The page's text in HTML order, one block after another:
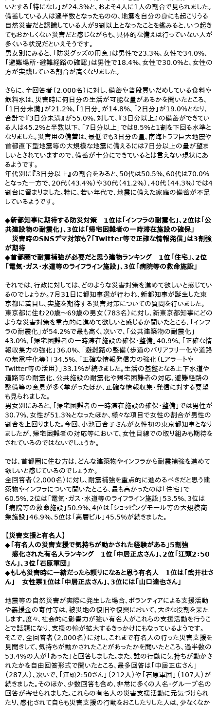
いとする「特になし」が24.3%と、およそ4人に1人の割合で見られました。
備蓄している人は過半数となったものの、地震を自分の身にも起こりうる
自然災害だと認識している人が9割以上となったことを鑑みると、いつ起き
てもおかしくない災害だと感じながらも、具体的な備えは行っていない人が
多くいる状況だといえそうです。
男女別にみると、「防災グッズの用意」は男性で23.3%、女性で34.0%、
「避難場所・避難経路の確認」は男性で18.4%、女性で30.0%と、女性の
方が実践している割合が高くなりました。
さらに、全回答者（2,000名）に対し、備蓄や普段買いだめしている食料や
飲料水は、災害時に何日分の生活が可能な量があるかを聞いたところ、
「1日分未満」が21.2%、「1日分」が14.8%、「2日分」が19.0%となり、
合計で『3日分未満』が55.0%、対して、『3日分以上』の備蓄ができてい
る人は45.2%と半数以下、「7日分以上」では8.5%と1割を下回る水準と
なりました。災害用の備蓄は、最低でも3日分の量、南海トラフ巨大地震や
首都直下型地震等の大規模な地震に備えるには7日分以上の量が望ま
しいとされていますので、備蓄が十分にできているとは言えない現状にあ
るようです。
年代別に『3日分以上』の割合をみると、50代は50.5%、60代は70.0%
となった一方で、20代（43.4%）や30代（41.2%）、40代（44.3%）では4
割台に留まりました。特に、若い年代で、地震に備えた家庭の備蓄が不足
しているようです。
◆新都知事に期待する防災対策 1位は「インフラの耐震化」、2位は「公
共建設物の耐震化」、3位は「帰宅困難者の一時滞在施設の確保」
災害時のSNSデマ対策も？「Twitter等で正確な情報発信」は3割強
が期待
◆首都圏で耐震補強が必要だと思う建物ランキング 1位「住宅」、2位
「電気・ガス・水道等のライフライン施設」、3位「病院等の救命施設」
それでは、行政に対しては、どのような災害対策を進めて欲しいと感じてい
るのでしょうか。7月31日に都知事選が行われ、新都知事が誕生した東
京都に着目し、実施を期待する災害対策についての質問を行いました。
東京都に住む20歳～69歳の男女（783名）に対し、新東京都知事にどの
ような災害対策を重点的に進めて欲しいと感じるか聞いたところ、「インフ
ラの耐震化」が54.2%で最も高く、次いで、「公共建築物の耐震化」
43.0%、「帰宅困難者の一時滞在施設の確保・整備」40.9%、「正確な情
報収集力の強化」36.0%、「避難路の整備（歩道のバリアフリー化や道路
の無電柱化等）」34.5%、「正確な情報発信力の強化（Lアラートや
Twitter等の活用）」33.1%が続きました。生活の基盤となる上下水道や
道路等の耐震化、公共施設の耐震化や帰宅困難者の対応、避難経路の
整備等の意見が多く挙がったほか、正確な情報収集・発信に対する要望
も見られました。
男女別にみると、「帰宅困難者の一時滞在施設の確保・整備」では男性が
30.7%、女性が51.3%となったほか、様々な項目で女性の割合が男性の
割合を上回りました。今回、小池百合子さんが女性初の東京都知事となり
ましたが、帰宅困難者の対応等において、女性目線での取り組みも期待を
されているのではないでしょうか。
では、首都圏に住む方は、どんな建築物やインフラから耐震補強を進めて
欲しいと感じているのでしょうか。
全回答者（2,000名）に対し、耐震補強を重点的に進めるべきだと思う建
築物やインフラについて聞いたところ、最も高かったのは「住宅」で
60.5%、2位は「電気・ガス・水道等のライフライン施設」53.5%、3位は
「病院等の救命施設」50.9%、4位は「ショッピングモール等の大規模商
業施設」46.9%、5位は「高層ビル」45.5%が続きました。
【災害支援と有名人】
◆「有名人の災害支援で気持ちが動かされた経験がある」5割強
感化された有名人ランキング 1位「中居正広さん」、2位「江頭2：50
さん」、3位「石原軍団」
◆もしも災害時に一緒だったら頼りになると思う有名人 1位は「武井壮さ
ん」 女性票1位は「中居正広さん」、3位には「山口達也さん」
地震等の自然災害が実際に発生した場合、ボランティアによる支援活動
や義援金の寄付等は、被災地の復旧や復興において、大きな役割を果た
します。度々、社会的に影響力が強い有名人がこれらの支援活動を行うこ
とで話題になり、支援の輪が拡大するきっかけにもなっているようです。
そこで、全回答者（2,000名）に対し、これまで有名人の行った災害支援を
見聞きして、気持ちが動かされたことがあったかを聞いたところ、過半数の
53.4%の人が「あった」と回答しました。また、誰の行動に気持ちが動かさ
れたかを自由回答形式で聞いたところ、最多回答は「中居正広さん」
（287人）、次いで、「江頭2:50さん」（212人）や「石原軍団」（107人）が
続きました。そのほか、少数回答も含め、非常に多くの人名・グループ名の
回答が寄せられました。これらの有名人の災害支援活動に元気づけられ
たり、感化されて自らも災害支援の行動をおこしたりした人は、少なくなか